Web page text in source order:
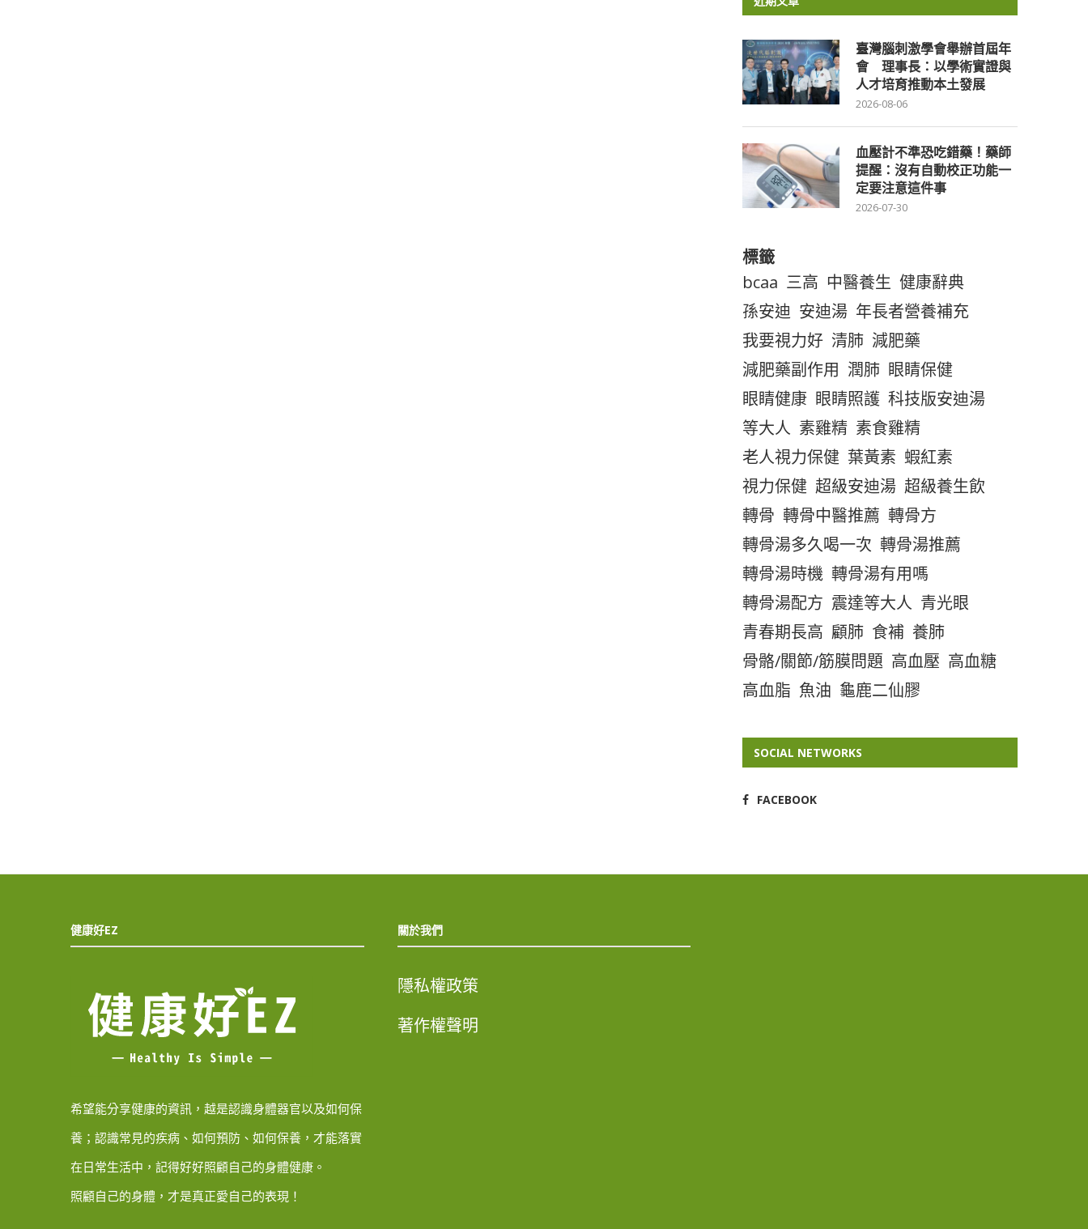
臺灣腦刺激學會舉辦首屆年
會 理事長：以學術實證與
人才培育推動本土發展
2026-08-06
血壓計不準恐吃錯藥！藥師
提醒：沒有自動校正功能一
定要注意這件事
2026-07-30
標籤
bcaa 三高 中醫養生 健康辭典
孫安迪 安迪湯 年長者營養補充
我要視力好 清肺 減肥藥
減肥藥副作用 潤肺 眼睛保健
眼睛健康 眼睛照護 科技版安迪湯
等大人 素雞精 素食雞精
老人視力保健 葉黃素 蝦紅素
視力保健 超級安迪湯 超級養生飲
轉骨 轉骨中醫推薦 轉骨方
轉骨湯多久喝一次 轉骨湯推薦
轉骨湯時機 轉骨湯有用嗎
轉骨湯配方 震達等大人 青光眼
青春期長高 顧肺 食補 養肺
骨骼/關節/筋膜問題 高血壓 高血糖
高血脂 魚油 龜鹿二仙膠
SOCIAL NETWORKS
FACEBOOK
健康好EZ
希望能分享健康的資訊，越是認識身體器官以及如何保
養；認識常見的疾病、如何預防、如何保養，才能落實
在日常生活中，記得好好照顧自己的身體健康。
照顧自己的身體，才是真正愛自己的表現！
關於我們
隱私權政策
著作權聲明